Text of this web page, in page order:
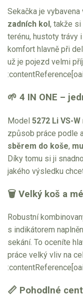
Sekačka je vybavena
zadních kol , takže
terénu, hustoty trávy
komfort hlavně při
už je pojezd velmi
🌱 4 IN ONE –
Model 5272 Li VS-W
způsob práce podle
sběrem do koše,
Díky tomu si ji
jakého výsledku
🗑 Velký koš a
Robustní
s indikátorem
sekání. To oceníte
práce velký vliv na
📏 Pohodlné